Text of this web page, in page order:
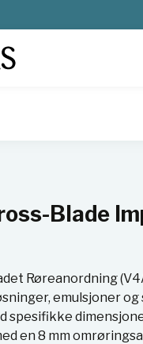
Blade
Røreanordning
emulsjoner og
spesifikke
en 8 mm